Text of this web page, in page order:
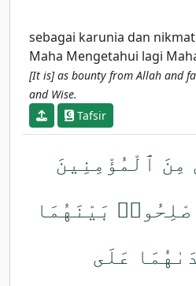
sebagai karunia dan
Maha Mengetahui lagi
[It is] as bounty from Allah and
and Wise.
Tafsir
مِنَ ٱلْمُؤْمِنِينَ
بَيْنَهُمَا
عَلَى